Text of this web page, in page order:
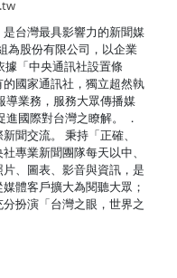
台灣最具影響力的新聞媒
為股份有限公司，以企業
「中央通訊社設置條
國家通訊社，獨立超然執
導業務，服務大眾傳播媒
國際對台灣之瞭解。 ．
聞交流。 秉持「正確、
專業新聞團隊每天以中、
、圖表、影音與資訊，是
體客戶擴大為閱聽大眾；
扮演「台灣之眼，世界之